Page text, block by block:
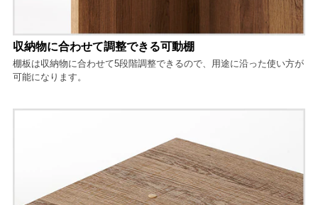
収納物に合わせて調整できる可動棚
棚板は収納物に合わせて5段階調整できるので、用途に沿った使い方が
可能になります。